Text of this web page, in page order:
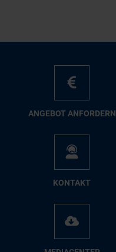
AN­GE­BOT AN­FOR­DERN
KON­TAKT